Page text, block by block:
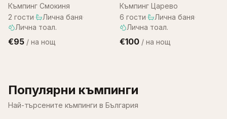
Къмпинг Смокиня
2 гости· Лична баня·
Лична тоал.
€95 / на нощ
Къмпинг Царево
6 гости· Лична баня·
Лична тоал.
€100 / на нощ
Популярни къмпинги
Най-търсените къмпинги в България